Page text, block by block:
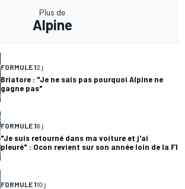
Plus de
Alpine
FORMULE 12 j
Briatore : "Je ne sais pas pourquoi Alpine ne
gagne pas"
FORMULE 16 j
"Je suis retourné dans ma voiture et j'ai
pleuré" : Ocon revient sur son année loin de la F1
FORMULE 110 j